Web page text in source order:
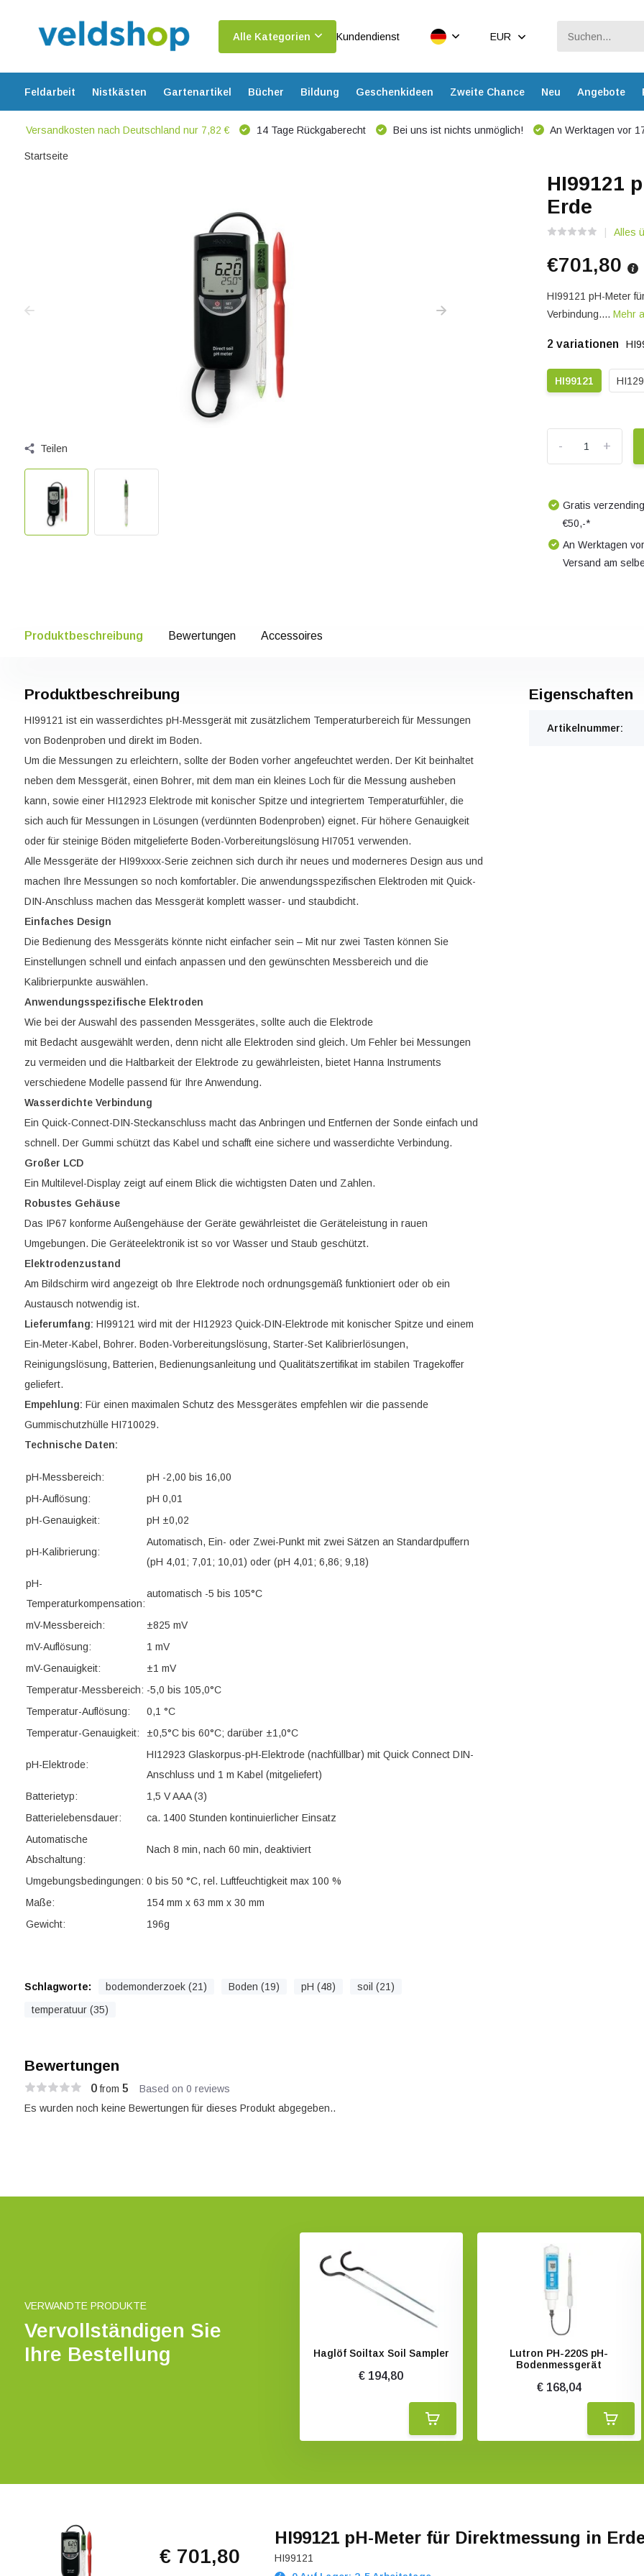
Alle Kategorien Kundendienst EUR
Feldarbeit Nistkästen Gartenartikel Bücher Bildung Geschenkideen Zweite Chance Neu Angebote
Versandkosten nach Deutschland nur 7,82 € 14 Tage Rückgaberecht Bei uns ist nichts unmöglich! An Werktagen vor
Startseite
Teilen
HI99121
Erde
Alles
€701,80
HI99121 pH-Meter
Verbindung....Mehr
2 variationen
HI99121
+
-
Gratis
€50,-*
An Werktagen
Versand am
Produktbeschreibung Bewertungen Accessoires
Produktbeschreibung
HI99121 ist ein wasserdichtes pH-Messgerät mit zusätzlichem Temperaturbereich für Messungen
von Bodenproben und direkt im Boden.
Um die Messungen zu erleichtern, sollte der Boden vorher angefeuchtet werden. Der Kit beinhaltet
neben dem Messgerät, einen Bohrer, mit dem man ein kleines Loch für die Messung ausheben
kann, sowie einer HI12923 Elektrode mit konischer Spitze und integriertem Temperaturfühler, die
sich auch für Messungen in Lösungen (verdünnten Bodenproben) eignet. Für höhere Genauigkeit
oder für steinige Böden mitgelieferte Boden-Vorbereitungslösung HI7051 verwenden.
Alle Messgeräte der HI99xxxx-Serie zeichnen sich durch ihr neues und moderneres Design aus und
machen Ihre Messungen so noch komfortabler. Die anwendungsspezifischen Elektroden mit Quick-
DIN-Anschluss machen das Messgerät komplett wasser- und staubdicht.
Einfaches Design
Die Bedienung des Messgeräts könnte nicht einfacher sein – Mit nur zwei Tasten können Sie
Einstellungen schnell und einfach anpassen und den gewünschten Messbereich und die
Kalibrierpunkte auswählen.
Anwendungsspezifische Elektroden
Wie bei der Auswahl des passenden Messgerätes, sollte auch die Elektrode
mit Bedacht ausgewählt werden, denn nicht alle Elektroden sind gleich. Um Fehler bei Messungen
zu vermeiden und die Haltbarkeit der Elektrode zu gewährleisten, bietet Hanna Instruments
verschiedene Modelle passend für Ihre Anwendung.
Wasserdichte Verbindung
Ein Quick-Connect-DIN-Steckanschluss macht das Anbringen und Entfernen der Sonde einfach und
schnell. Der Gummi schützt das Kabel und schafft eine sichere und wasserdichte Verbindung.
Großer LCD
Ein Multilevel-Display zeigt auf einem Blick die wichtigsten Daten und Zahlen.
Robustes Gehäuse
Das IP67 konforme Außengehäuse der Geräte gewährleistet die Geräteleistung in rauen
Umgebungen. Die Geräteelektronik ist so vor Wasser und Staub geschützt.
Elektrodenzustand
Am Bildschirm wird angezeigt ob Ihre Elektrode noch ordnungsgemäß funktioniert oder ob ein
Austausch notwendig ist.
Lieferumfang: HI99121 wird mit der HI12923 Quick-DIN-Elektrode mit konischer Spitze und einem
Ein-Meter-Kabel, Bohrer. Boden-Vorbereitungslösung, Starter-Set Kalibrierlösungen,
Reinigungslösung, Batterien, Bedienungsanleitung und Qualitätszertifikat im stabilen Tragekoffer
geliefert.
Empehlung: Für einen maximalen Schutz des Messgerätes empfehlen wir die passende
Gummischutzhülle HI710029.
Technische Daten:
pH-Messbereich:
pH -2,00 bis 16,00
pH-Auflösung:
pH 0,01
pH-Genauigkeit:
pH ±0,02
pH-Kalibrierung:
Automatisch, Ein- oder Zwei-Punkt mit zwei Sätzen an Standardpuffern
(pH 4,01; 7,01; 10,01) oder (pH 4,01; 6,86; 9,18)
pH-
Temperaturkompensation:
automatisch -5 bis 105°C
mV-Messbereich:
±825 mV
mV-Auflösung:
1 mV
mV-Genauigkeit:
±1 mV
Temperatur-Messbereich: -5,0 bis 105,0°C
Temperatur-Auflösung:
0,1 °C
Temperatur-Genauigkeit:
±0,5°C bis 60°C; darüber ±1,0°C
pH-Elektrode:
HI12923 Glaskorpus-pH-Elektrode (nachfüllbar) mit Quick Connect DIN-
Anschluss und 1 m Kabel (mitgeliefert)
Batterietyp:
1,5 V AAA (3)
Batterielebensdauer:
ca. 1400 Stunden kontinuierlicher Einsatz
Automatische
Abschaltung:
Nach 8 min, nach 60 min, deaktiviert
Umgebungsbedingungen: 0 bis 50 °C, rel. Luftfeuchtigkeit max 100 %
Maße:
154 mm x 63 mm x 30 mm
Gewicht:
196g
Schlagworte: bodemonderzoek (21) Boden (19) pH (48)
soil (21)
temperatuur (35)
Eigenschaften
Artikelnummer:
Bewertungen
0from 5
Based on 0 reviews
Es wurden noch keine Bewertungen für dieses Produkt abgegeben..
VERWANDTE PRODUKTE
Vervollständigen Sie
Ihre Bestellung
Hand-pH-
HI991003 kompaktes
pH-/Redox- und
Haglöf Soiltax Soil Sampler
€ 194,80
Lutron PH-220S pH-
Bodenmessgerät
€ 168,04
€ 701,80
HI99121 pH-Meter für Direktmessung in
HI99121